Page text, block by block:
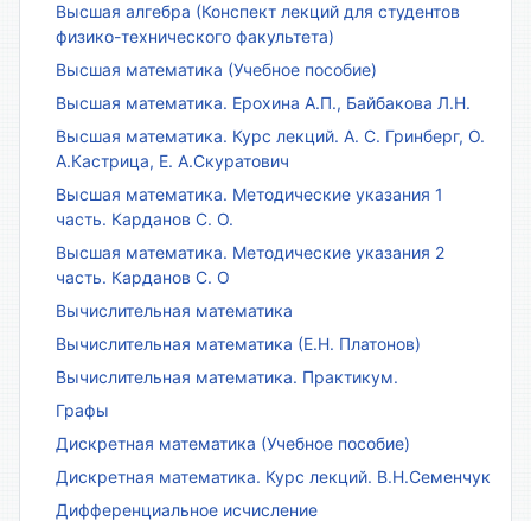
Высшая алгебра (Конспект лекций для студентов
физико-технического факультета)
Высшая математика (Учебное пособие)
Высшая математика. Ерохина А.П., Байбакова Л.Н.
Высшая математика. Курс лекций. А. С. Гринберг, О.
А.Кастрица, Е. А.Скуратович
Высшая математика. Методические указания 1
часть. Карданов С. О.
Высшая математика. Методические указания 2
часть. Карданов С. О
Вычислительная математика
Вычислительная математика (Е.Н. Платонов)
Вычислительная математика. Практикум.
Графы
Дискретная математика (Учебное пособие)
Дискретная математика. Курс лекций. В.Н.Семенчук
Дифференциальное исчисление